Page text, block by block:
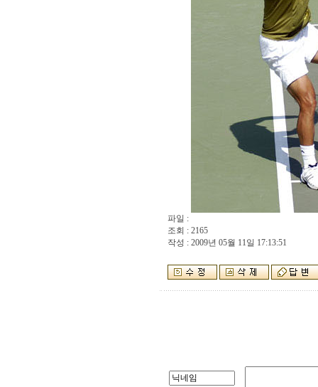
파일 :
조회 : 2165
작성 : 2009년 05월 11일 17:13:51